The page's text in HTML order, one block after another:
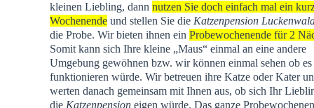
kleinen Liebling, dann nutzen Sie doch einfach mal ein
Wochenendeund stellen Sie die Katzenpension
die Probe. Wir bieten ihnen ein Probewochenende für 2
Somit kann sich Ihre kleine „Maus“ einmal an eine andere
Umgebung gewöhnen bzw. wir können einmal sehen ob es
funktionieren würde. Wir betreuen ihre Katze oder Kater
werten danach gemeinsam mit Ihnen aus, ob sich Ihr
die Katzenpensioneigen würde. Das ganze